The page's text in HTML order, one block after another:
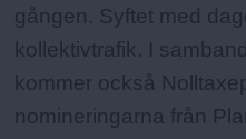
gången. Syftet med
kollektivtrafik. I
kommer också
nomineringarna från